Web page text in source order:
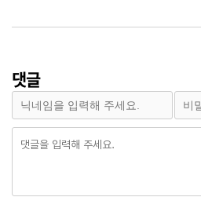
댓글